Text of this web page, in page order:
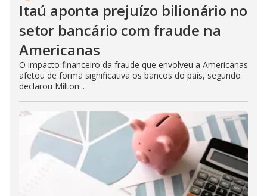
Itaú aponta prejuízo bilionário no
setor bancário com fraude na
Americanas
O impacto financeiro da fraude que envolveu a Americanas
afetou de forma significativa os bancos do país, segundo
declarou Milton...